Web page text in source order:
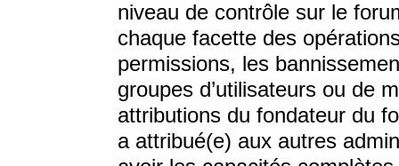
niveau de contrôle sur le
chaque facette des
permissions, les
groupes d’utilisateurs ou de
attributions du fondateur du
a attribué(e) aux autres